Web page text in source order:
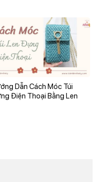
Dẫn Cách Móc Túi
Điện Thoại Bằng Len